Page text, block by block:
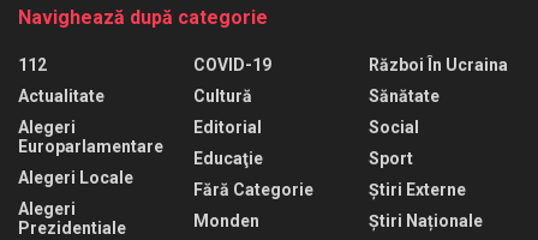
Navighează după categorie
112
Actualitate
Alegeri
Europarlamentare
Alegeri Locale
Alegeri
Prezidentiale
COVID-19
Cultură
Editorial
Educaţie
Fără Categorie
Monden
Război În Ucraina
Sănătate
Social
Sport
Știri Externe
Știri Naționale